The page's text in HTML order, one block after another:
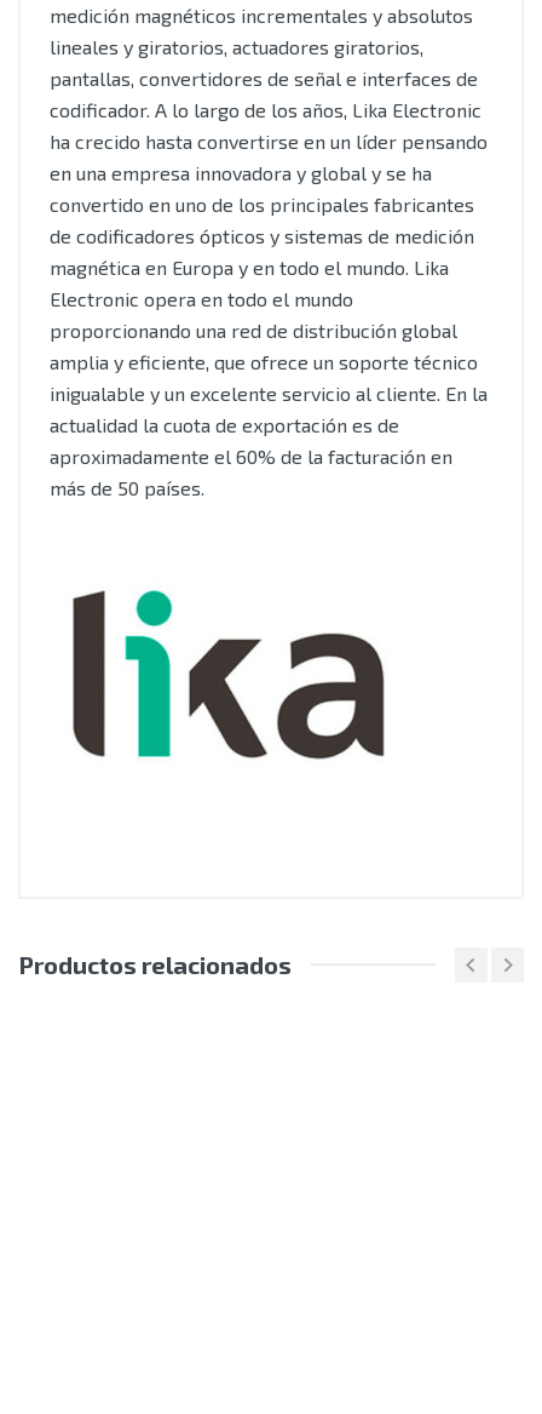
medición magnéticos incrementales y absolutos
lineales y giratorios, actuadores giratorios,
pantallas, convertidores de señal e interfaces de
codificador. A lo largo de los años, Lika Electronic
ha crecido hasta convertirse en un líder pensando
en una empresa innovadora y global y se ha
convertido en uno de los principales fabricantes
de codificadores ópticos y sistemas de medición
magnética en Europa y en todo el mundo. Lika
Electronic opera en todo el mundo
proporcionando una red de distribución global
amplia y eficiente, que ofrece un soporte técnico
inigualable y un excelente servicio al cliente. En la
actualidad la cuota de exportación es de
aproximadamente el 60% de la facturación en
más de 50 países.
Productos relacionados